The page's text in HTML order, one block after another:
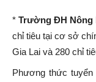
* Trường ĐH Nông
chỉ tiêu tại cơ sở
Gia Lai và 280 chỉ
Phương thức